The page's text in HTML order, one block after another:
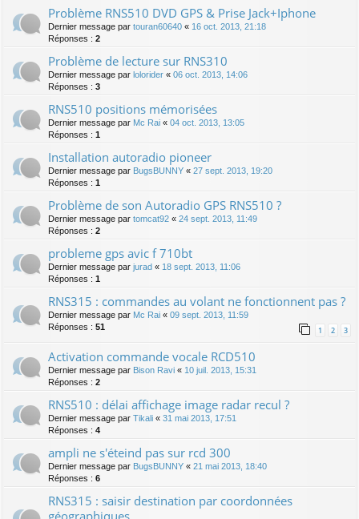
Problème RNS510 DVD GPS & Prise Jack+Iphone
Dernier message par touran60640 « 16 oct. 2013, 21:18
Réponses : 2
Problème de lecture sur RNS310
Dernier message par lolorider « 06 oct. 2013, 14:06
Réponses : 3
RNS510 positions mémorisées
Dernier message par Mc Rai « 04 oct. 2013, 13:05
Réponses : 1
Installation autoradio pioneer
Dernier message par BugsBUNNY « 27 sept. 2013, 19:20
Réponses : 1
Problème de son Autoradio GPS RNS510 ?
Dernier message par tomcat92 « 24 sept. 2013, 11:49
Réponses : 2
probleme gps avic f 710bt
Dernier message par jurad « 18 sept. 2013, 11:06
Réponses : 1
RNS315 : commandes au volant ne fonctionnent pas ?
Dernier message par Mc Rai « 09 sept. 2013, 11:59
Réponses : 51 1 2 3
Activation commande vocale RCD510
Dernier message par Bison Ravi « 10 juil. 2013, 15:31
Réponses : 2
RNS510 : délai affichage image radar recul ?
Dernier message par Tikali « 31 mai 2013, 17:51
Réponses : 4
ampli ne s'éteind pas sur rcd 300
Dernier message par BugsBUNNY « 21 mai 2013, 18:40
Réponses : 6
RNS315 : saisir destination par coordonnées
géographiques